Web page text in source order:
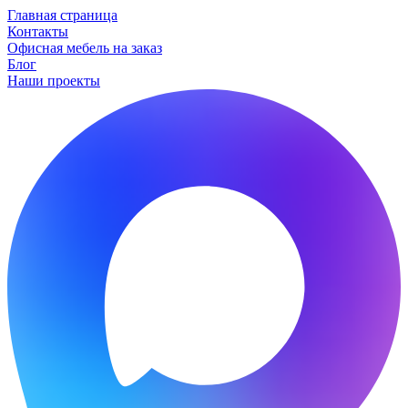
Главная страница
Контакты
Офисная мебель на заказ
Блог
Наши проекты